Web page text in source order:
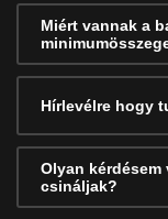
Miért vannak a
Hírlevélre hogy
Olyan
csináljak?